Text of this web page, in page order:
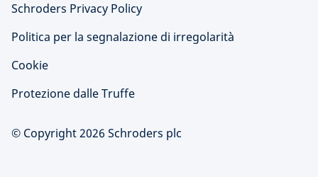
Schroders Privacy Policy
Politica per la segnalazione di irregolarità
Cookie
Protezione dalle Truffe
© Copyright 2026 Schroders plc